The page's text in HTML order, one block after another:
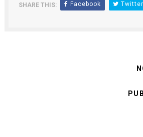
SHARE THIS: Facebook Twitter